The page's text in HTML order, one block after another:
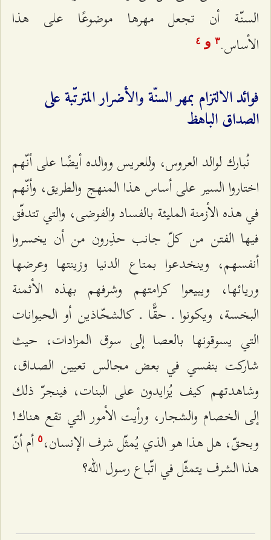
السنّة أن تجعل مهرها موضوعًا على هذا
الأساس.٣ و ٤
فوائد الالتزام بمهر السنّة والأضرار المترتّبة على
الصداق الباهظ
نُبارك لوالد العروس، وللعريس ووالده أيضًا على أنّهم
اختاروا السير على أساس هذا المنهج والطريق، وأنّهم
في هذه الأزمنة المليئة بالفساد والفوضى، والتي تتدفّق
فيها الفتن من كلّ جانب حذِرون من أن يخسروا
أنفسهم، وينخدعوا بمتاع الدنيا وزينتها وعرضها
وريائها، ويبيعوا كرامتهم وشرفهم بهذه الأثمنة
البخسة، ويكونوا ـ حقًّا ـ كالشحّاذين أو الحيوانات
التي يسوقونها بالعصا إلى سوق المزادات، حيث
شاركت بنفسي في بعض مجالس تعيين الصداق،
وشاهدتهم كيف يُزايدون على البنات، فينجرّ ذلك
إلى الخصام والشجار، ورأيت الأمور التي تقع هناك!
وبحقّ، هل هذا هو الذي يُمثّل شرف الإنسان،٥ أم أنّ
هذا الشرف يتمثّل في اتّباع رسول الله؟